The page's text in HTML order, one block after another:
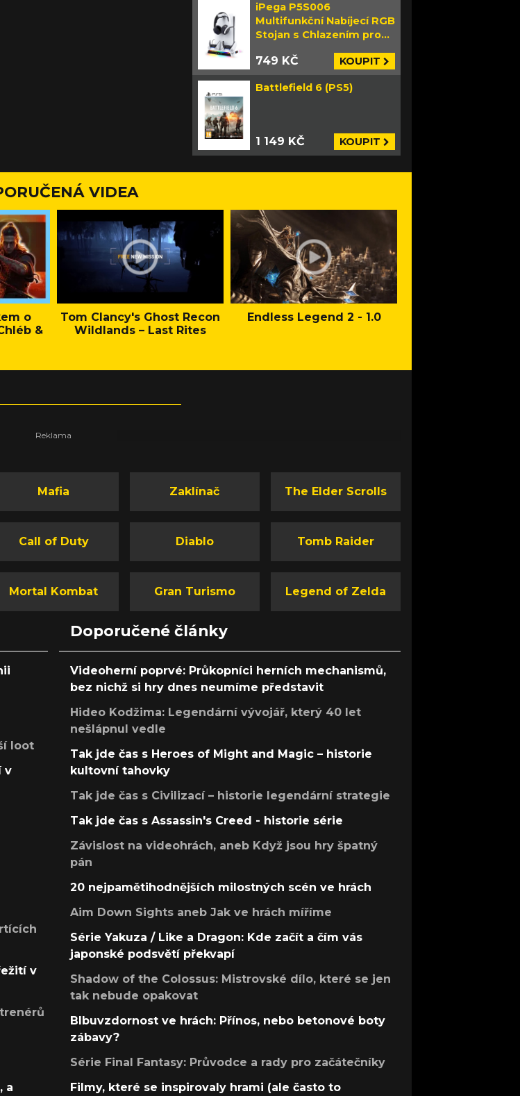
iPega P5S006
Multifunkční Nabíjecí RGB
Stojan s Chlazením pro
749 KČ KOUPIT
Battlefield 6 (PS5)
1 149 KČ KOUPIT
VIDEA
o
&
Tom Clancy's Ghost Recon
Wildlands – Last Rites
Endless Legend 2 - 1.0
Mafia Zaklínač The Elder Scrolls
Call of Duty Diablo Tomb Raider
Mortal Kombat Gran Turismo Legend of Zelda
loot
v
v
a
Doporučené články
Videoherní poprvé: Průkopníci herních mechanismů,
bez nichž si hry dnes neumíme představit
Hideo Kodžima: Legendární vývojář, který 40 let
nešlápnul vedle
Tak jde čas s Heroes of Might and Magic – historie
kultovní tahovky
Tak jde čas s Civilizací – historie legendární strategie
Tak jde čas s Assassin's Creed - historie série
Závislost na videohrách, aneb Když jsou hry špatný
pán
20 nejpamětihodnějších milostných scén ve hrách
Aim Down Sights aneb Jak ve hrách míříme
Série Yakuza / Like a Dragon: Kde začít a čím vás
japonské podsvětí překvapí
Shadow of the Colossus: Mistrovské dílo, které se jen
tak nebude opakovat
Blbuvzdornost ve hrách: Přínos, nebo betonové boty
zábavy?
Série Final Fantasy: Průvodce a rady pro začátečníky
Filmy, které se inspirovaly hrami (ale často to